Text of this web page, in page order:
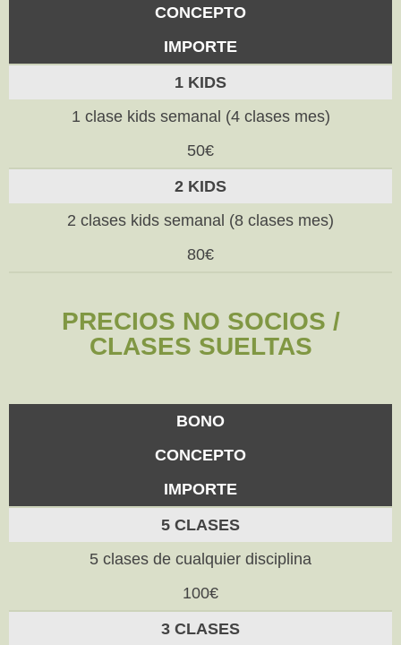
CONCEPTO
IMPORTE
1 KIDS
1 clase kids semanal (4 clases mes)
50€
2 KIDS
2 clases kids semanal (8 clases mes)
80€
PRECIOS NO SOCIOS /
CLASES SUELTAS
BONO
CONCEPTO
IMPORTE
5 CLASES
5 clases de cualquier disciplina
100€
3 CLASES